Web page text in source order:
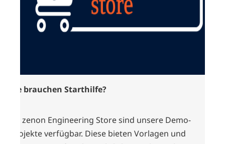
Sie brauchen Starthilfe?
Im zenon Engineering Store sind unsere Demo-
Projekte verfügbar. Diese bieten Vorlagen und